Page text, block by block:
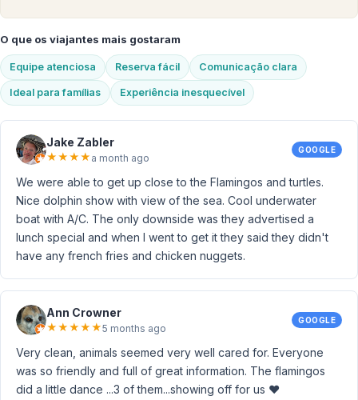
O que os viajantes mais gostaram
Equipe atenciosa Reserva fácil Comunicação clara
Ideal para famílias Experiência inesquecível
Jake Zabler
★★★★ a month ago
GOOGLE
We were able to get up close to the Flamingos and turtles.
Nice dolphin show with view of the sea. Cool underwater
boat with A/C. The only downside was they advertised a
lunch special and when I went to get it they said they didn't
have any french fries and chicken nuggets.
Ann Crowner
★★★★★5 months ago
GOOGLE
Very clean, animals seemed very well cared for. Everyone
was so friendly and full of great information. The flamingos
did a little dance ...3 of them...showing off for us ❤️